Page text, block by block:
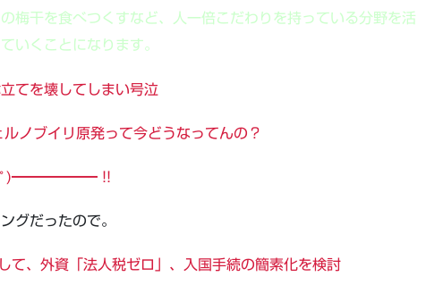
梅干を食べつくすなど、人一倍こだわりを持っている分野を活
いくことになります。
てを壊してしまい号泣
ノブイリ原発って今どうなってんの？
ﾟ)━━━━━━ !!
グだったので。
て、外資「法人税ゼロ」、入国手続の簡素化を検討